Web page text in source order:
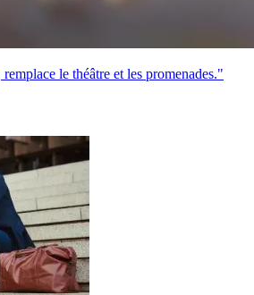
le théâtre et les promenades."